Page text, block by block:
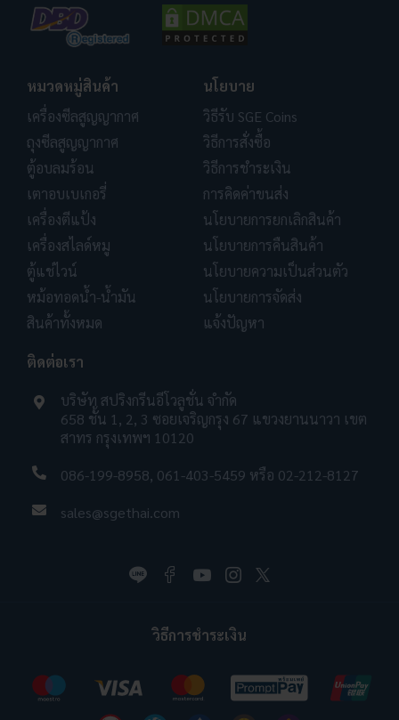
หมวดหมู่สินค้า
เครื่องซีลสูญญากาศ
ถุงซีลสูญญากาศ
ตู้อบลมร้อน
เตาอบเบเกอรี่
เครื่องตีแป้ง
เครื่องสไลด์หมู
ตู้แช่ไวน์
หม้อทอดน้ำ-น้ำมัน
สินค้าทั้งหมด
นโยบาย
วิธีรับ SGE Coins
วิธีการสั่งซื้อ
วิธีการชำระเงิน
การคิดค่าขนส่ง
นโยบายการยกเลิกสินค้า
นโยบายการคืนสินค้า
นโยบายความเป็นส่วนตัว
นโยบายการจัดส่ง
แจ้งปัญหา
ติดต่อเรา
บริษัท สปริงกรีนอีโวลูชั่น จำกัด
658 ชั้น 1, 2, 3 ซอยเจริญกรุง 67 แขวงยานนาวา เขต
สาทร กรุงเทพฯ 10120
086-199-8958, 061-403-5459 หรือ 02-212-8127
sales@sgethai.com
วิธีการชำระเงิน